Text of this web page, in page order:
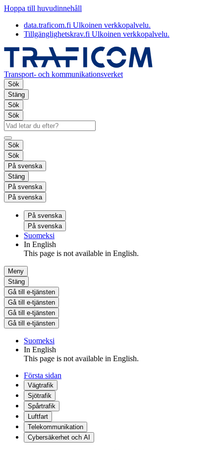
Hoppa till huvudinnehåll
data.traficom.fi Ulkoinen verkkopalvelu.
Tillgänglighetskrav.fi Ulkoinen verkkopalvelu.
Transport- och kommunikationsverket
Sök
Stäng
Sök
Sök
Sök
Sök
På svenska
Stäng
På svenska
På svenska
På svenska
På svenska
Suomeksi
In English
This page is not available in English.
Meny
Stäng
Gå till e-tjänsten
Gå till e-tjänsten
Gå till e-tjänsten
Gå till e-tjänsten
Suomeksi
In English
This page is not available in English.
Första sidan
Vägtrafik
Sjötrafik
Spårtrafik
Luftfart
Telekommunikation
Cybersäkerhet och AI